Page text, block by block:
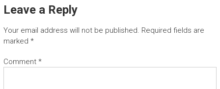
Leave a Reply
Your email address will not be published. Required fields are
marked *
Comment *